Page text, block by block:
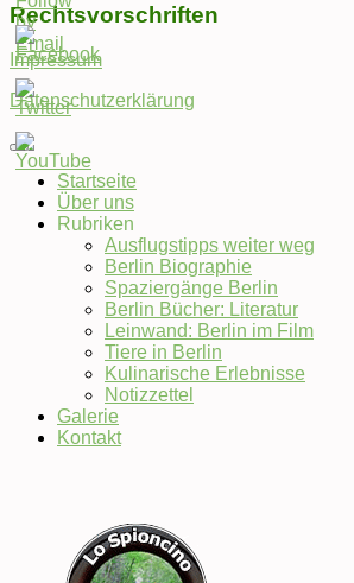
Set
Youtube
Channel
Rechtsvorschriften
Impressum
Datenschutzerklärung
Startseite
Über uns
Rubriken
Ausflugstipps weiter weg
Berlin Biographie
Spaziergänge Berlin
Berlin Bücher: Literatur
Leinwand: Berlin im Film
Tiere in Berlin
Kulinarische Erlebnisse
Notizzettel
Galerie
Kontakt